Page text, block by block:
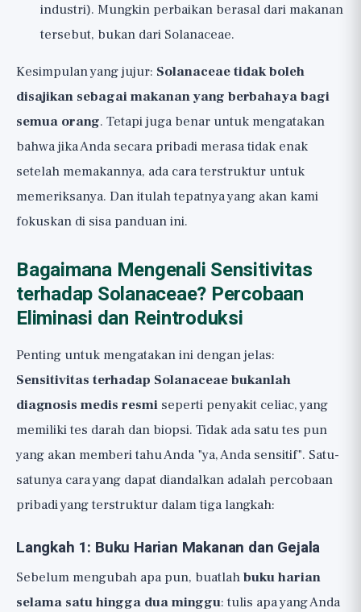
industri). Mungkin perbaikan berasal dari makanan
tersebut, bukan dari Solanaceae.
Kesimpulan yang jujur: Solanaceae tidak boleh
disajikan sebagai makanan yang berbahaya bagi
semua orang. Tetapi juga benar untuk mengatakan
bahwa jika Anda secara pribadi merasa tidak enak
setelah memakannya, ada cara terstruktur untuk
memeriksanya. Dan itulah tepatnya yang akan kami
fokuskan di sisa panduan ini.
Bagaimana Mengenali Sensitivitas
terhadap Solanaceae? Percobaan
Eliminasi dan Reintroduksi
Penting untuk mengatakan ini dengan jelas:
Sensitivitas terhadap Solanaceae bukanlah
diagnosis medis resmi seperti penyakit celiac, yang
memiliki tes darah dan biopsi. Tidak ada satu tes pun
yang akan memberi tahu Anda "ya, Anda sensitif". Satu-
satunya cara yang dapat diandalkan adalah percobaan
pribadi yang terstruktur dalam tiga langkah:
Langkah 1: Buku Harian Makanan dan Gejala
Sebelum mengubah apa pun, buatlahbuku harian
selama satu hingga dua minggu: tulis apa yang Anda